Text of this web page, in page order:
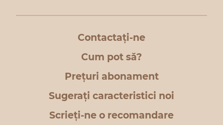
Contactați-ne
Cum pot să?
Prețuri abonament
Sugerați caracteristici noi
Scrieți-ne o recomandare